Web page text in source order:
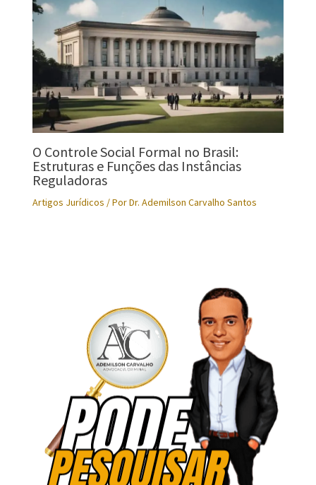
O Controle Social Formal no Brasil:
Estruturas e Funções das Instâncias
Reguladoras
Artigos Jurídicos / PorDr. Ademilson Carvalho Santos